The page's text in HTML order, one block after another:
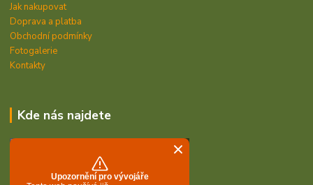
Jak nakupovat
Doprava a platba
Obchodní podmínky
Fotogalerie
Kontakty
Kde nás najdete